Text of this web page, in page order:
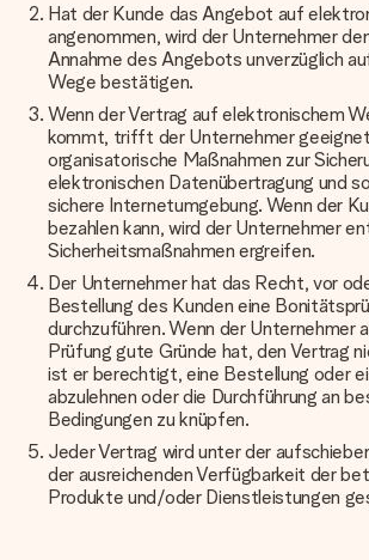
Hat der Kunde das Angebot auf
angenommen, wird der Unternehmer
Annahme des Angebots unverzüglich
Wege bestätigen.
Wenn der Vertrag auf elektronischem
kommt, trifft der Unternehmer
organisatorische Maßnahmen zur
elektronischen Datenübertragung und
sichere Internetumgebung. Wenn der
bezahlen kann, wird der Unternehmer
Sicherheitsmaßnahmen ergreifen.
Der Unternehmer hat das Recht, vor
Bestellung des Kunden eine
durchzuführen. Wenn der Unternehmer
Prüfung gute Gründe hat, den Vertrag
ist er berechtigt, eine Bestellung oder
abzulehnen oder die Durchführung an
Bedingungen zu knüpfen.
Jeder Vertrag wird unter der
der ausreichenden Verfügbarkeit der
Produkte und/oder Dienstleistungen